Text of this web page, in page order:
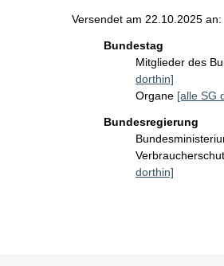
Versendet am 22.10.2025 an:
Bundestag
Mitglieder des
dorthin]
Organe [alle SG
Bundesregierung
dorthin]